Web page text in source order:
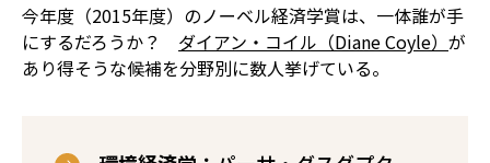
今年度（2015年度）のノーベル経済学賞は、一体誰が手
にするだろうか？ ダイアン・コイル（Diane Coyle） が
あり得そうな候補を分野別に数人挙げている。